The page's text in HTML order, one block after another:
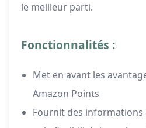
le meilleur parti.
Fonctionnalités :
Met en avant les
Amazon Points
Fournit des